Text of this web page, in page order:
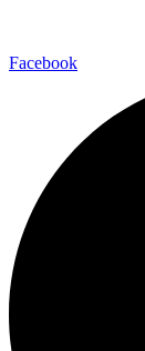
Facebook